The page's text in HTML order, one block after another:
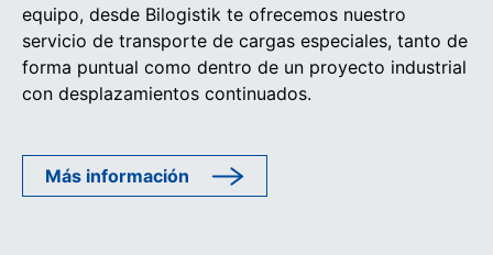
equipo, desde Bilogistik te ofrecemos nuestro
servicio de transporte de cargas especiales, tanto de
forma puntual como dentro de un proyecto industrial
con desplazamientos continuados.
Más información